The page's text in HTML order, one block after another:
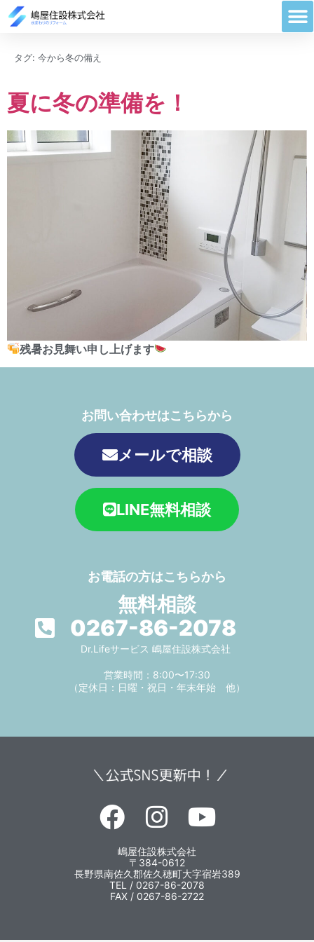
タグ: 今から冬の備え
夏に冬の準備を！
残暑お見舞い申し上げます
お問い合わせはこちらから
メールで相談
LINE無料相談
お電話の方はこちらから
無料相談
0267-86-2078
Dr.Lifeサービス 嶋屋住設株式会社
営業時間：8:00〜17:30
（定休日：日曜・祝日・年末年始 他）
嶋屋住設株式会社
〒384-0612
長野県南佐久郡佐久穂町大字宿岩389
TEL / 0267-86-2078
FAX / 0267-86-2722